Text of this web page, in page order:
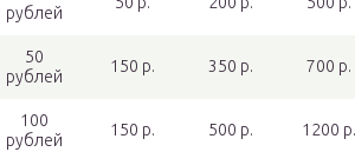
рублей
50
рублей
150 р. 350 р. 700 р.
100
рублей
150 р. 500 р. 1200 р.